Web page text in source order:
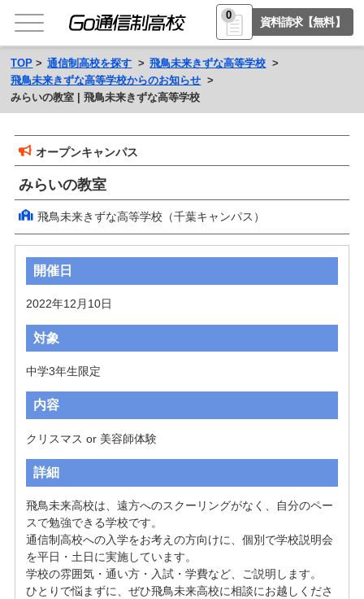
0
資料請求【無料】
TOP 通信制高校を探す
飛鳥未来きずな高等学校
飛鳥未来きずな高等学校からのお知らせ
みらいの教室 | 飛鳥未来きずな高等学校
オープンキャンパス
みらいの教室
飛鳥未来きずな高等学校（千葉キャンパス）
開催日
2022年12月10日
対象
中学3年生限定
内容
クリスマス or 美容師体験
詳細
飛鳥未来高校は、遠方へのスクーリングがなく、自分のペー
スで勉強できる学校です。
通信制高校への入学をお考えの方向けに、個別で学校説明会
を平日・土日に実施しています。
学校の雰囲気・通い方・入試・学費など、ご説明します。
ひとりで悩まずに、ぜひ飛鳥未来高校に相談にお越しくださ